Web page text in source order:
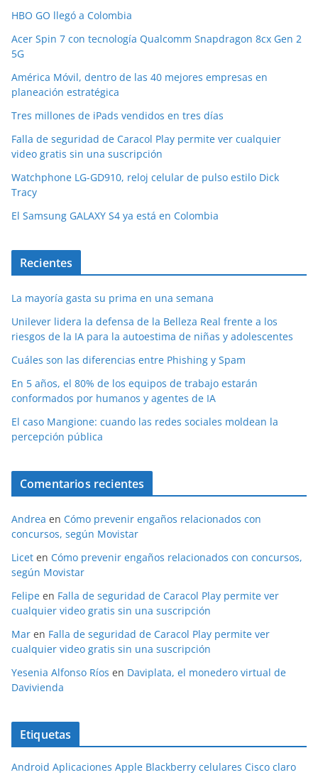
HBO GO llegó a Colombia
Acer Spin 7 con tecnología Qualcomm Snapdragon 8cx Gen 2
5G
América Móvil, dentro de las 40 mejores empresas en
planeación estratégica
Tres millones de iPads vendidos en tres días
Falla de seguridad de Caracol Play permite ver cualquier
video gratis sin una suscripción
Watchphone LG-GD910, reloj celular de pulso estilo Dick
Tracy
El Samsung GALAXY S4 ya está en Colombia
Recientes
La mayoría gasta su prima en una semana
Unilever lidera la defensa de la Belleza Real frente a los
riesgos de la IA para la autoestima de niñas y adolescentes
Cuáles son las diferencias entre Phishing y Spam
En 5 años, el 80% de los equipos de trabajo estarán
conformados por humanos y agentes de IA
El caso Mangione: cuando las redes sociales moldean la
percepción pública
Comentarios recientes
Andrea en Cómo prevenir engaños relacionados con
concursos, según Movistar
Licet en Cómo prevenir engaños relacionados con concursos,
según Movistar
Felipe en Falla de seguridad de Caracol Play permite ver
cualquier video gratis sin una suscripción
Mar en Falla de seguridad de Caracol Play permite ver
cualquier video gratis sin una suscripción
Yesenia Alfonso Ríos en Daviplata, el monedero virtual de
Davivienda
Etiquetas
Android Aplicaciones Apple Blackberry celulares Cisco claro